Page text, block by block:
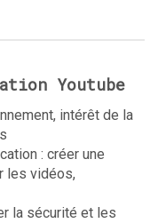
Youtube
intérêt de la
: créer une
les vidéos,
la sécurité et les